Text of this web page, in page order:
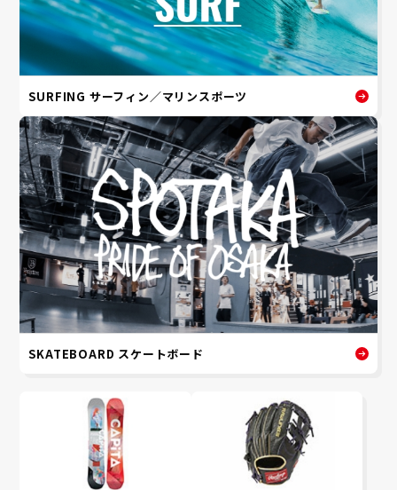
SURFING サーフィン／マリンスポーツ
SKATEBOARD スケートボード